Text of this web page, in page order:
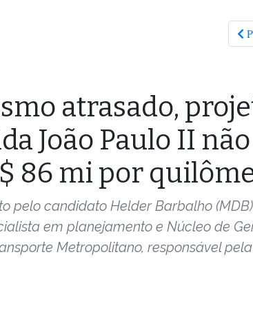
atrasado,
João Paulo II
86 mi por
pelo candidato Helder Barbalho
em planejamento e Núcleo de
Metropolitano, responsável